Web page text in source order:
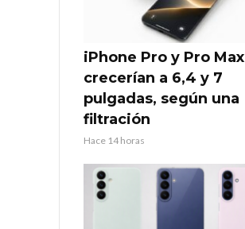
iPhone Pro y Pro Max
crecerían a 6,4 y 7
pulgadas, según una
filtración
Hace 14 horas